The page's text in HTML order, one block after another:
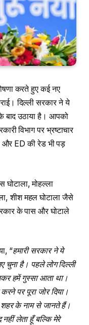
करते हुए कई नए
दिल्ली सरकार ने ये
बाद उठाया है। आपको
विभाग पर भ्रष्टाचार
ED की रेड भी पड़
घोटाला, मोहल्ला
शीश महल घोटाला जैसे
के पास और घोटाले
“हमारी सरकार ने ये
है। पहले लोग दिल्ली
हमें गुस्सा आता था।
पर पूरा जोर दिया।
शहर के नाम से जानते हैं।
लेता हूँ बल्कि मेरे